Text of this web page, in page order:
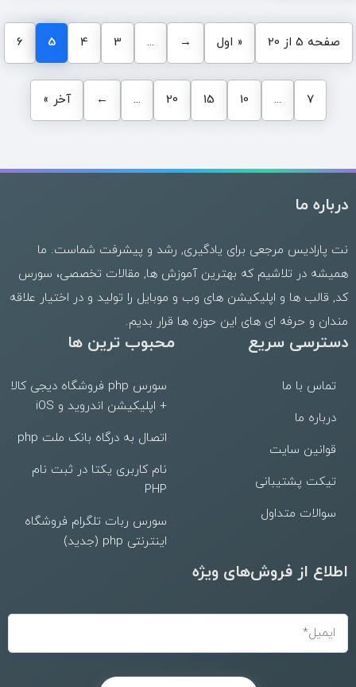
صفحه 5 از 20 « اول →
...
3
4
5
6
7
...
10
15
20
...
← آخر »
درباره ما
نت پارادیس مرجعی برای یادگیری, رشد و پیشرفت شماست. ما
همیشه در تلاشیم که بهترینآموزش ها, مقالات تخصصی، سورس
کد, قالب ها و اپلیکیشن های وب و موبایل را تولید و در اختیار علاقه
مندان و حرفه ای های این حوزه ها قرار بدیم.
دسترسی سریع
تماس با ما
درباره ما
قوانین سایت
تیکت پشتیبانی
سوالات متداول
محبوب ترین ها
سورس php فروشگاه دیجی کالا
+ اپلیکیشن اندروید و iOS
اتصال به درگاه بانک ملت php
نام کاربری یکتا در ثبت نام
PHP
سورس ربات تلگرام فروشگاه
اینترنتی php (جدید)
اطلاع از فروش‌های ویژه